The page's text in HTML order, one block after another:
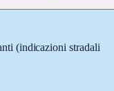
(indicazioni stradali